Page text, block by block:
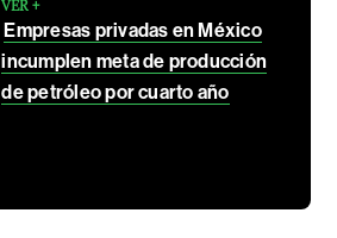
VER +
Empresas privadas en México
incumplen meta de producción
de petróleo por cuarto año